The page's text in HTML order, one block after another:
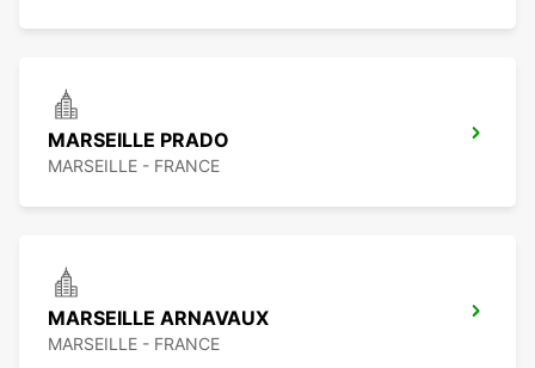
MARSEILLE PRADO
MARSEILLE - FRANCE
MARSEILLE ARNAVAUX
MARSEILLE - FRANCE